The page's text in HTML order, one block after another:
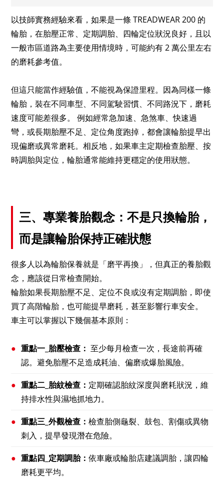
以技師實務經驗來看，如果是一條 TREADWEAR 200 的
輪胎，在胎壓正常、定期調胎、四輪定位狀況良好，且以
一般市區道路為主要使用情境時，可能約有 2 萬公里左右
的磨耗參考值。
但這只能當作經驗值，不能視為保證里程。因為同樣一條
輪胎，裝在不同車型、不同駕駛習慣、不同路況下，磨耗
速度可能差很多。 例如經常急加速、急煞車、快速過
彎，或長期胎壓不足、定位角度跑掉，都會讓輪胎提早出
現偏磨或異常磨耗。相反地，如果車主定期檢查胎壓、按
時調胎與定位，輪胎通常能維持更穩定的使用狀態。
三、專業養胎觀念：不是只換輪胎，
而是讓輪胎保持正確狀態
很多人以為輪胎保養就是「磨平再換」，但真正的養胎觀
念，應該從日常檢查開始。
輪胎如果長期胎壓不足、定位不良或沒有定期調胎，即使
買了高階輪胎，也可能提早磨耗，甚至影響行車安全。
車主可以掌握以下幾個基本原則：
● 重點一_胎壓檢查：至少每月檢查一次，長途前再確
認。避免胎壓不足造成耗油、偏磨或爆胎風險。
● 重點二_胎紋檢查： 定期確認胎紋深度與磨耗狀況，維
持排水性與濕地抓地力。
● 重點三_外觀檢查：檢查胎側龜裂、鼓包、割傷或異物
刺入，提早發現潛在危險。
● 重點四_定期調胎：依車廠或輪胎店建議調胎，讓四輪
磨耗更平均。